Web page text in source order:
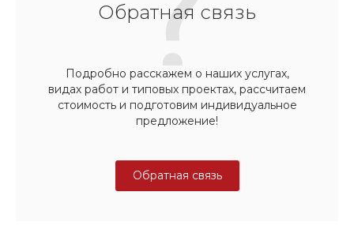
Обратная связь
Подробно расскажем о наших услугах,
видах работ и типовых проектах, рассчитаем
стоимость и подготовим индивидуальное
предложение!
Обратная связь